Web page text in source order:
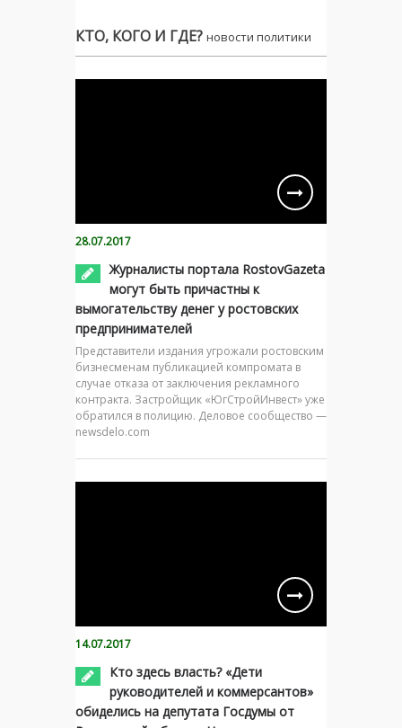
КТО, КОГО И ГДЕ? новости политики
28.07.2017
Журналисты портала RostovGazeta
могут быть причастны к
вымогательству денег у ростовских
предпринимателей
Представители издания угрожали ростовским
бизнесменам публикацией компромата в
случае отказа от заключения рекламного
контракта. Застройщик «ЮгСтройИнвест» уже
обратился в полицию. Деловое сообщество —
newsdelo.com
14.07.2017
Кто здесь власть? «Дети
руководителей и коммерсантов»
обиделись на депутата Госдумы от